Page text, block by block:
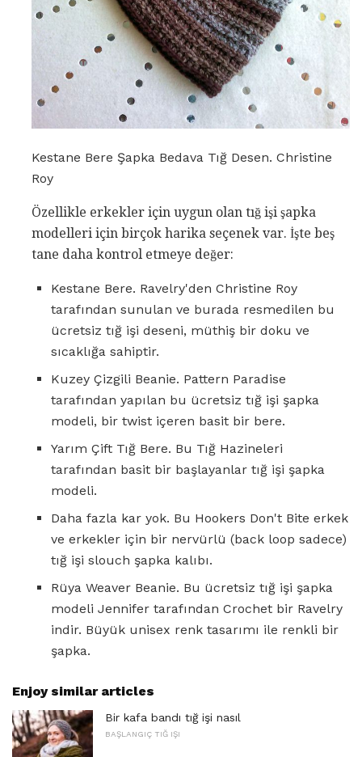
Kestane Bere Şapka Bedava Tığ Desen. Christine
Roy
Özellikle erkekler için uygun olan tığ işi şapka
modelleri için birçok harika seçenek var. İşte beş
tane daha kontrol etmeye değer:
Kestane Bere. Ravelry'den Christine Roy
tarafından sunulan ve burada resmedilen bu
ücretsiz tığ işi deseni, müthiş bir doku ve
sıcaklığa sahiptir.
Kuzey Çizgili Beanie. Pattern Paradise
tarafından yapılan bu ücretsiz tığ işi şapka
modeli, bir twist içeren basit bir bere.
Yarım Çift Tığ Bere. Bu Tığ Hazineleri
tarafından basit bir başlayanlar tığ işi şapka
modeli.
Daha fazla kar yok. Bu Hookers Don't Bite erkek
ve erkekler için bir nervürlü (back loop sadece)
tığ işi slouch şapka kalıbı.
Rüya Weaver Beanie. Bu ücretsiz tığ işi şapka
modeli Jennifer tarafından Crochet bir Ravelry
indir. Büyük unisex renk tasarımı ile renkli bir
şapka.
Enjoy similar articles
Bir kafa bandı tığ işi nasıl
BAŞLANGIÇ ​​TIĞ IŞI